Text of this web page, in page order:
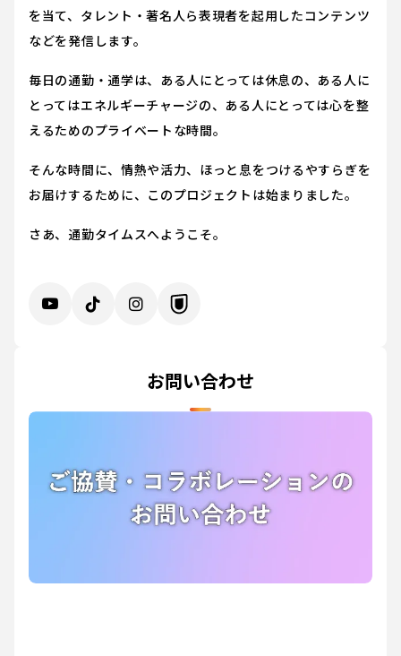
を当て、タレント・著名人ら表現者を起用したコンテンツ
などを発信します。
毎日の通勤・通学は、ある人にとっては休息の、ある人に
とってはエネルギーチャージの、ある人にとっては心を整
えるためのプライベートな時間。
そんな時間に、情熱や活力、ほっと息をつけるやすらぎを
お届けするために、このプロジェクトは始まりました。
さあ、通勤タイムスへようこそ。
お問い合わせ